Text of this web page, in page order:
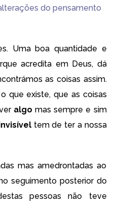
do pensamento
Uma boa quantidade e
acredita em Deus, dá
as coisas assim.
que existe, que as coisas
algo mas sempre e sim
tem de ter a nossa
mas amedrontadas ao
seguimento posterior do
pessoas não teve